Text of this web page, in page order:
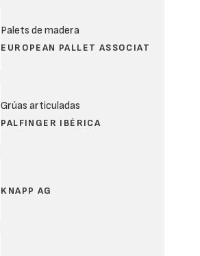
Palets de madera
EUROPEAN PALLET ASSOCIAT
Grúas articuladas
PALFINGER IBÉRICA
KNAPP AG